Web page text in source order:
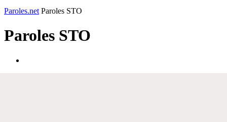
Paroles.net Paroles STO
Paroles STO